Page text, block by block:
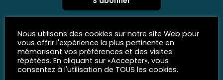
Nous utilisons des cookies sur notre site Web pour
vous offrir l'expérience la plus pertinente en
mémorisant vos préférences et des visites
répétées. En cliquant sur «Accepter», vous
consentez à l'utilisation de TOUS les cookies.